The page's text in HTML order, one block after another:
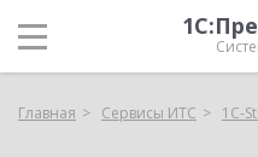
Главная Сервисы ИТС 1C-